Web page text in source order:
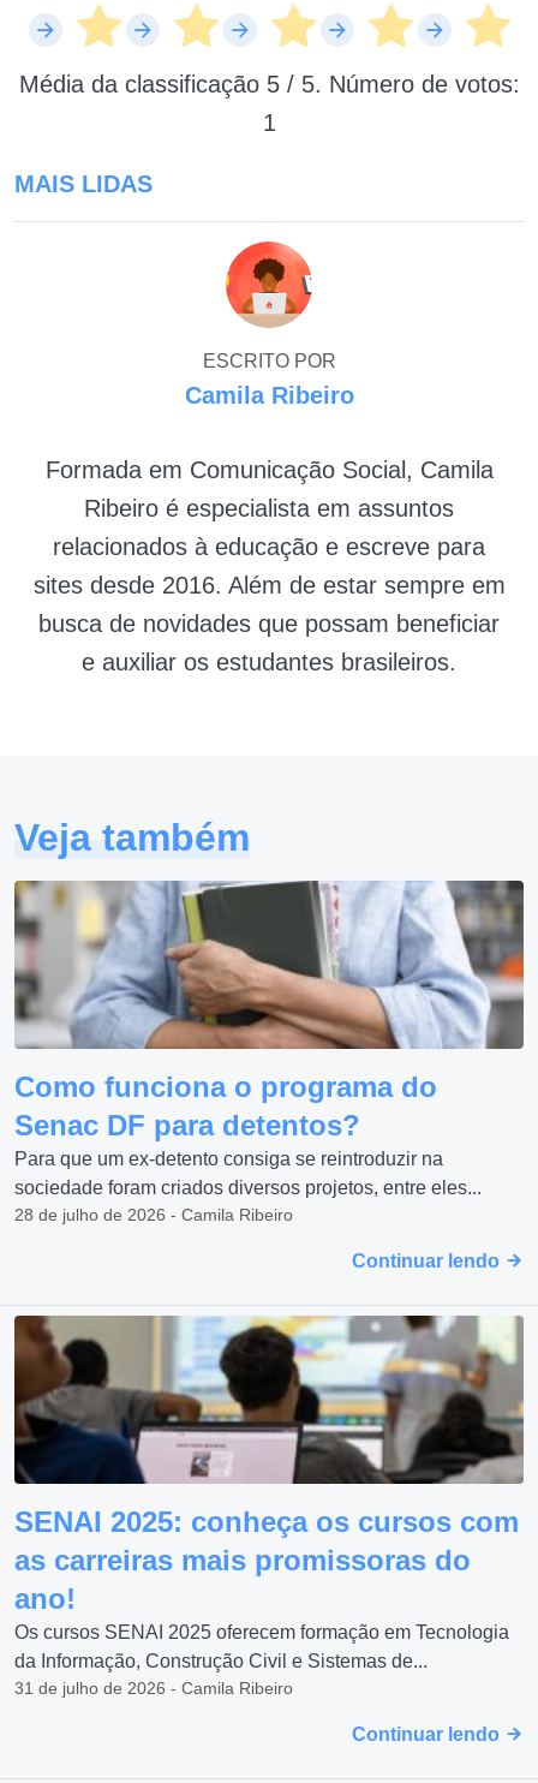
Média da classificação 5/ 5. Número de votos:
1
MAIS LIDAS
ESCRITO POR
Camila Ribeiro
Formada em Comunicação Social, Camila
Ribeiro é especialista em assuntos
relacionados à educação e escreve para
sites desde 2016. Além de estar sempre em
busca de novidades que possam beneficiar
e auxiliar os estudantes brasileiros.
Veja também
Como funciona o programa do
Senac DF para detentos?
Para que um ex-detento consiga se reintroduzir na
sociedade foram criados diversos projetos, entre eles...
28 de julho de 2026 - Camila Ribeiro
Continuar lendo
SENAI 2025: conheça os cursos com
as carreiras mais promissoras do
ano!
Os cursos SENAI 2025 oferecem formação em Tecnologia
da Informação, Construção Civil e Sistemas de...
31 de julho de 2026 - Camila Ribeiro
Continuar lendo